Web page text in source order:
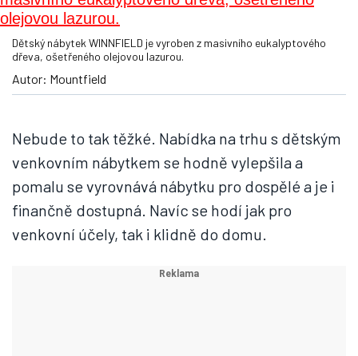
Dětský nábytek WINNFIELD je vyroben z masivního eukalyptového
dřeva, ošetřeného olejovou lazurou.
Autor: Mountfield
Nebude to tak těžké. Nabídka na trhu s dětským
venkovním nábytkem se hodně vylepšila a
pomalu se vyrovnává nábytku pro dospělé a je i
finančně dostupná. Navíc se hodí jak pro
venkovní účely, tak i klidně do domu.